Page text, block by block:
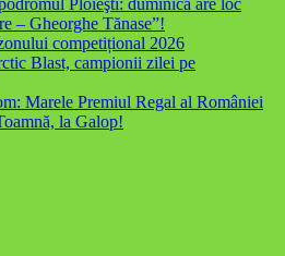
– Gheorghe Tănase”!
competițional 2026
Blast, campionii zilei pe
Marele Premiul Regal al României
la Galop!